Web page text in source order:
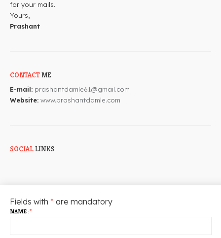
for your mails.
Yours,
Prashant
CONTACTME
E-mail: prashantdamle61@gmail.com
Website: www.prashantdamle.com
SOCIALLINKS
Fields with * are mandatory
NAME :*